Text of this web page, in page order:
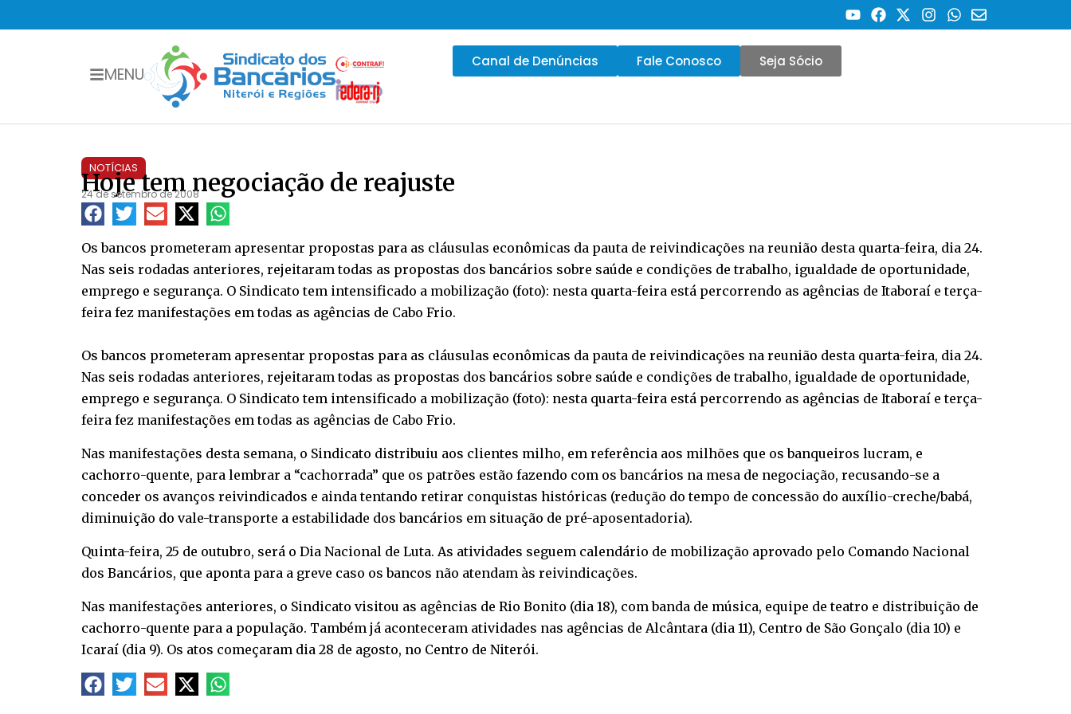
MENU
Canal de Denúncias Fale Conosco Seja Sócio
NOTÍCIAS
Hoje tem negociação de reajuste
24 de setembro de 2008
Os bancos prometeram apresentar propostas para as cláusulas econômicas da pauta de reivindicações na reunião desta quarta-feira, dia 24.
Nas seis rodadas anteriores, rejeitaram todas as propostas dos bancários sobre saúde e condições de trabalho, igualdade de oportunidade,
emprego e segurança. O Sindicato tem intensificado a mobilização (foto): nesta quarta-feira está percorrendo as agências de Itaboraí e terça-
feira fez manifestações em todas as agências de Cabo Frio.
Os bancos prometeram apresentar propostas para as cláusulas econômicas da pauta de reivindicações na reunião desta quarta-feira, dia 24.
Nas seis rodadas anteriores, rejeitaram todas as propostas dos bancários sobre saúde e condições de trabalho, igualdade de oportunidade,
emprego e segurança. O Sindicato tem intensificado a mobilização (foto): nesta quarta-feira está percorrendo as agências de Itaboraí e terça-
feira fez manifestações em todas as agências de Cabo Frio.
Nas manifestações desta semana, o Sindicato distribuiu aos clientes milho, em referência aos milhões que os banqueiros lucram, e
cachorro-quente, para lembrar a “cachorrada” que os patrões estão fazendo com os bancários na mesa de negociação, recusando-se a
conceder os avanços reivindicados e ainda tentando retirar conquistas históricas (redução do tempo de concessão do auxílio-creche/babá,
diminuição do vale-transporte a estabilidade dos bancários em situação de pré-aposentadoria).
Quinta-feira, 25 de outubro, será o Dia Nacional de Luta. As atividades seguem calendário de mobilização aprovado pelo Comando Nacional
dos Bancários, que aponta para a greve caso os bancos não atendam às reivindicações.
Nas manifestações anteriores, o Sindicato visitou as agências de Rio Bonito (dia 18), com banda de música, equipe de teatro e distribuição de
cachorro-quente para a população. Também já aconteceram atividades nas agências de Alcântara (dia 11), Centro de São Gonçalo (dia 10) e
Icaraí (dia 9). Os atos começaram dia 28 de agosto, no Centro de Niterói.